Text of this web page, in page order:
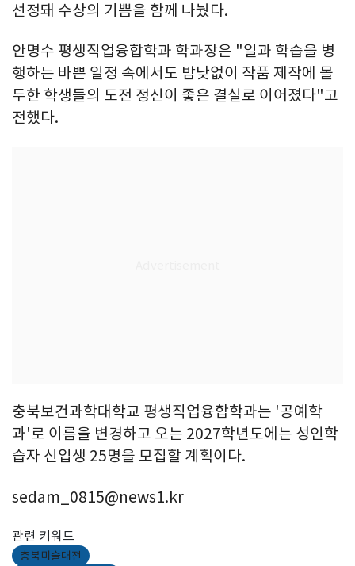
선정돼 수상의 기쁨을 함께 나눴다.
안명수 평생직업융합학과 학과장은 "일과 학습을 병
행하는 바쁜 일정 속에서도 밤낮없이 작품 제작에 몰
두한 학생들의 도전 정신이 좋은 결실로 이어졌다"고
전했다.
충북보건과학대학교 평생직업융합학과는 '공예학
과'로 이름을 변경하고 오는 2027학년도에는 성인학
습자 신입생 25명을 모집할 계획이다.
sedam_0815@news1.kr
관련 키워드
충북미술대전